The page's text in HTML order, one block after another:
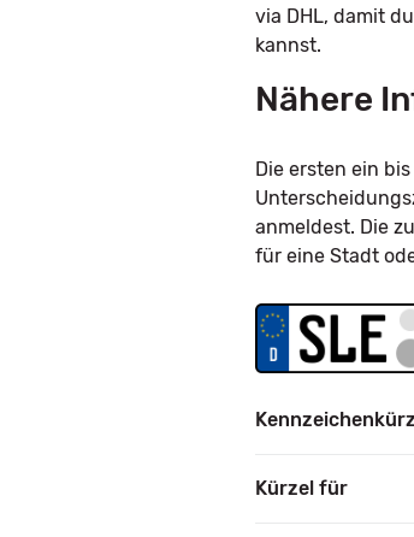
via DHL, damit
kannst.
Nähere
Die ersten ein
anmeldest. Die
für eine Stadt
Kürzel für